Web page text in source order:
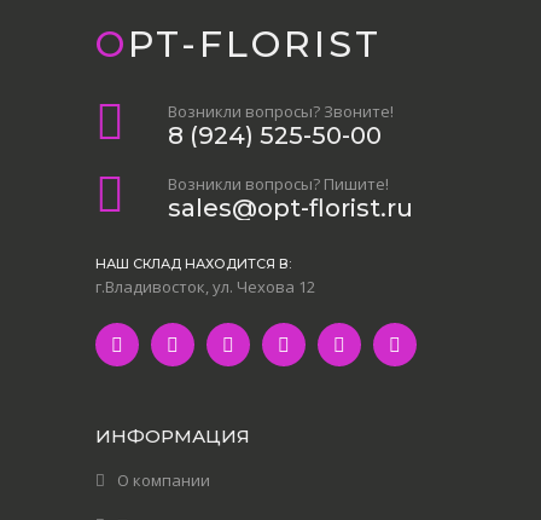
OPT-FLORIST
Возникли вопросы? Звоните!
8 (924) 525-50-00
Возникли вопросы? Пишите!
sales@opt-florist.ru
НАШ СКЛАД НАХОДИТСЯ В:
г.Владивосток, ул. Чехова 12
ИНФОРМАЦИЯ
О компании